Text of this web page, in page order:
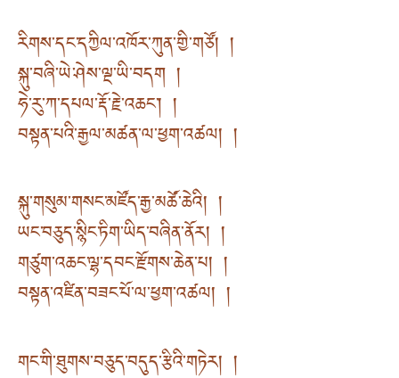
རིགས་དང་དཀྱིལ་འཁོར་ཀུན་གྱི་གཙོ། །
སྐུ་བཞི་ཡེ་ཤེས་ལྔ་ཡི་བདག །
ཧེ་རུ་ཀ་དཔལ་རྡོ་རྗེ་འཆང༌། །
བསྟན་པའི་རྒྱལ་མཚན་ལ་ཕྱག་འཚལ། །
སྐུ་གསུམ་གསང་མཛོད་རྒྱ་མཚོ་ཆེའི། །
ཡང་བཅུད་སྙིང་ཏིག་ཡིད་བཞིན་ནོར། །
གཙུག་འཆང་ལྷ་དབང་རྫོགས་ཆེན་པ། །
བསྟན་འཛིན་བཟང་པོ་ལ་ཕྱག་འཚལ། །
གང་གི་ཐུགས་བཅུད་བདུད་རྩིའི་གཏེར། །